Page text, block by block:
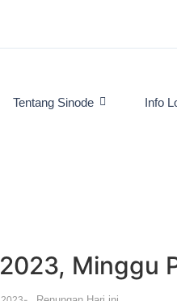
Tentang Sinode Info
Minggu